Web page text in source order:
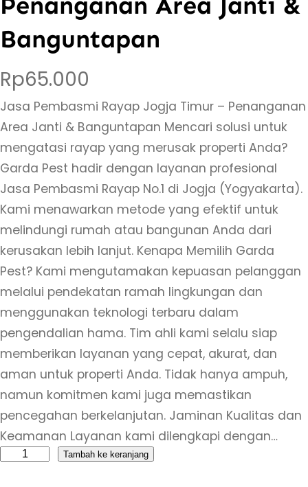
Banguntapan
Rp65.000
Jasa Pembasmi Rayap Jogja Timur – Penanganan
Area Janti & Banguntapan Mencari solusi untuk
mengatasi rayap yang merusak properti Anda?
Garda Pest hadir dengan layanan profesional
Jasa Pembasmi Rayap No.1 di Jogja (Yogyakarta).
Kami menawarkan metode yang efektif untuk
melindungi rumah atau bangunan Anda dari
kerusakan lebih lanjut. Kenapa Memilih Garda
Pest? Kami mengutamakan kepuasan pelanggan
melalui pendekatan ramah lingkungan dan
menggunakan teknologi terbaru dalam
pengendalian hama. Tim ahli kami selalu siap
memberikan layanan yang cepat, akurat, dan
aman untuk properti Anda. Tidak hanya ampuh,
namun komitmen kami juga memastikan
pencegahan berkelanjutan. Jaminan Kualitas dan
Keamanan Layanan kami dilengkapi dengan…
Tambah ke keranjang